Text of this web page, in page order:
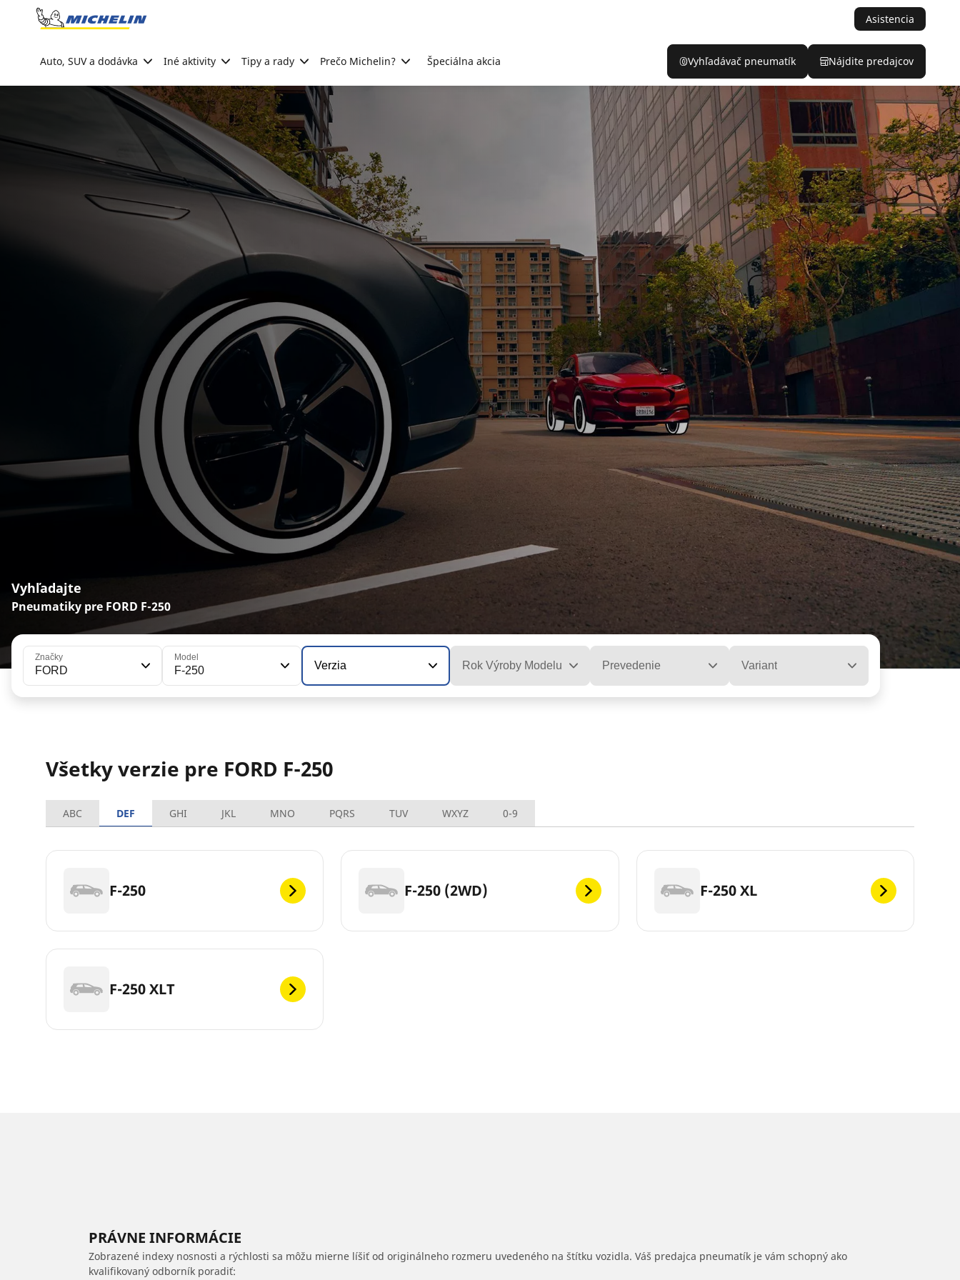
Go to page content
Asistencia
Auto, SUV a dodávka Iné aktivity Tipy a rady Prečo Michelin? Špeciálna akcia Vyhľadávač pneumatík Nájdite predajcov
Vyhľadajte
Pneumatiky pre FORD F-250
Značky
FORD
Model
F-250 Verzia Rok Výroby Modelu Prevedenie Variant
Všetky verzie pre FORD F-250
ABC DEF GHI JKL MNO PQRS TUV WXYZ 0-9
F-250 F-250 (2WD) F-250 XL
F-250 XLT
PRÁVNE INFORMÁCIE
Zobrazené indexy nosnosti a rýchlosti sa môžu mierne líšiť od originálneho rozmeru uvedeného na štítku vozidla. Váš predajca pneumatík je vám schopný ako
kvalifikovaný odborník poradiť: